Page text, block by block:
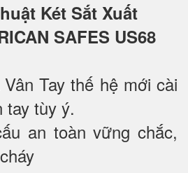
Két Sắt Xuất
SAFES US68
Tay thế hệ mới cài
tay tùy ý.
an toàn vững chắc,